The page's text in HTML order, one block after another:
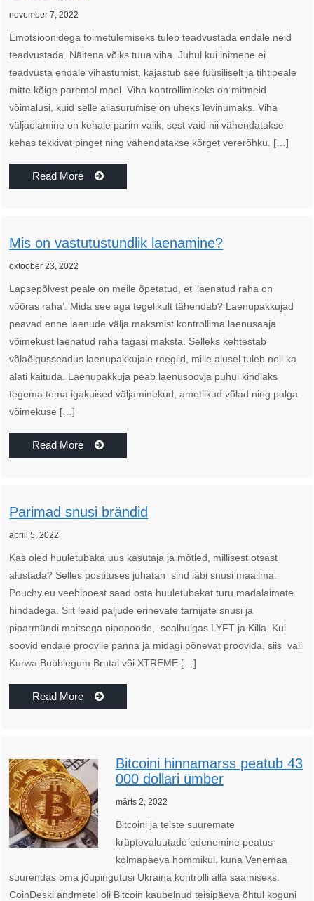
november 7, 2022
Emotsioonidega toimetulemiseks tuleb teadvustada endale neid
teadvustada. Näitena võiks tuua viha. Juhul kui inimene ei
teadvusta endale vihastumist, kajastub see füüsiliselt ja tihtipeale
mitte kõige paremal moel. Viha kontrollimiseks on mitmeid
võimalusi, kuid selle allasurumise on üheks levinumaks. Viha
väljaelamine on kehale parim valik, sest vaid nii vähendatakse
kehas tekkivat pinget ning vähendatakse kõrget vererõhku. […]
Read More
Mis on vastutustundlik laenamine?
oktoober 23, 2022
Lapsepõlvest peale on meile õpetatud, et ‘laenatud raha on
võõras raha’. Mida see aga tegelikult tähendab? Laenupakkujad
peavad enne laenude välja maksmist kontrollima laenusaaja
võimekust laenatud raha tagasi maksta. Selleks kehtestab
võlaõigusseadus laenupakkujale reeglid, mille alusel tuleb neil ka
alati käituda. Laenupakkuja peab laenusoovja puhul kindlaks
tegema tema igakuised väljaminekud, ametlikud võlad ning palga
võimekuse […]
Read More
Parimad snusi brändid
aprill 5, 2022
Kas oled huuletubaka uus kasutaja ja mõtled, millisest otsast
alustada? Selles postituses juhatan sind läbi snusi maailma.
Pouchy.eu veebipoest saad osta huuletubakat turu madalaimate
hindadega. Siit leaid paljude erinevate tarnijate snusi ja
piparmündi maitsega nipopoode, sealhulgas LYFT ja Killa. Kui
soovid endale proovile panna ja midagi põnevat proovida, siis vali
Kurwa Bubblegum Brutal või XTREME […]
Read More
Bitcoini hinnamarss peatub 43
000 dollari ümber
märts 2, 2022
Bitcoini ja teiste suuremate
krüptovaluutade edenemine peatus
kolmapäeva hommikul, kuna Venemaa
suurendas oma jõupingutusi Ukraina kontrolli alla saamiseks.
CoinDeski andmetel oli Bitcoin kaubelnud teisipäeva õhtul koguni